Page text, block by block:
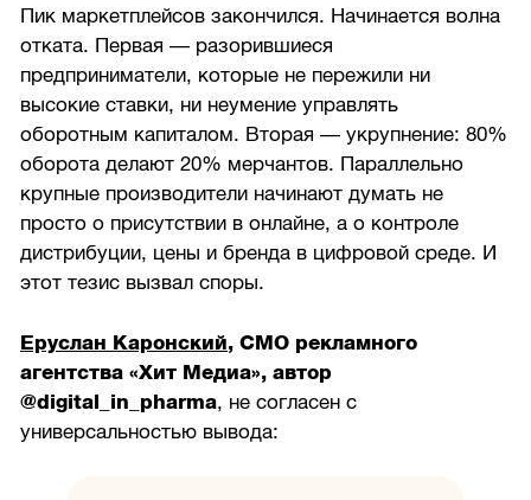
Пик маркетплейсов закончился. Начинается волна
отката. Первая — разорившиеся
предприниматели, которые не пережили ни
высокие ставки, ни неумение управлять
оборотным капиталом. Вторая — укрупнение: 80%
оборота делают 20% мерчантов. Параллельно
крупные производители начинают думать не
просто о присутствии в онлайне, а о контроле
дистрибуции, цены и бренда в цифровой среде. И
этот тезис вызвал споры.
Еруслан Каронский, CMO рекламного
агентства «Хит Медиа», автор
@digital_in_pharma, не согласен с
универсальностью вывода: